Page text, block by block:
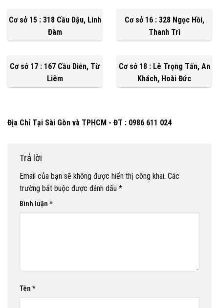
Cơ sở 15 : 318 Cầu Dậu, Linh
Đàm
Cơ sở 16 : 328 Ngọc Hồi,
Thanh Trì
Cơ sở 17 : 167 Cầu Diễn, Từ
Liêm
Cơ sở 18 : Lê Trọng Tấn, An
Khách, Hoài Đức
Địa Chỉ Tại Sài Gòn và TPHCM - ĐT : 0986 611 024
Trả lời
Email của bạn sẽ không được hiển thị công khai. Các
trường bắt buộc được đánh dấu *
Bình luận *
Tên *